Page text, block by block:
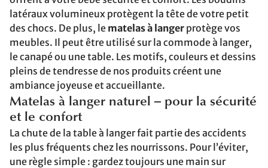
latéraux volumineux protègent la tête de votre petit
des chocs. De plus, le matelas à langer protège vos
meubles. Il peut être utilisé sur la commode à langer,
le canapé ou une table. Les motifs, couleurs et dessins
pleins de tendresse de nos produits créent une
ambiance joyeuse et accueillante.
Matelas à langer naturel – pour la sécurité
et le confort
La chute de la table à langer fait partie des accidents
les plus fréquents chez les nourrissons. Pour l’éviter,
une règle simple : gardez toujours une main sur